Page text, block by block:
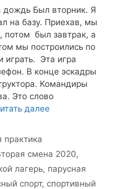
Был вторник. Я
на базу. Приехав, мы
потом был завтрак, а
мы построились по
играть. Эта игра
В конце эскадры
Командиры
Это слово
далее
практика
смена 2020,
лагерь, парусная
спорт, спортивный